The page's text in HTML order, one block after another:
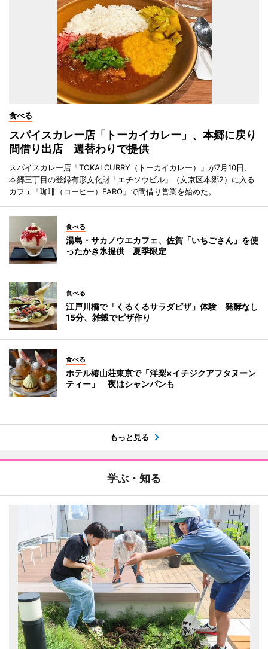
食べる
スパイスカレー店「トーカイカレー」、本郷に戻り
間借り出店 週替わりで提供
スパイスカレー店「TOKAI CURRY（トーカイカレー）」が7月10日、
本郷三丁目の登録有形文化財「エチソウビル」（文京区本郷2）に入る
カフェ「珈琲（コーヒー）FARO」で間借り営業を始めた。
食べる
湯島・サカノウエカフェ、佐賀「いちごさん」を使
ったかき氷提供 夏季限定
食べる
江戸川橋で「くるくるサラダピザ」体験 発酵なし
15分、雑穀でピザ作り
食べる
ホテル椿山荘東京で「洋梨×イチジクアフタヌーン
ティー」 夜はシャンパンも
もっと見る
学ぶ・知る